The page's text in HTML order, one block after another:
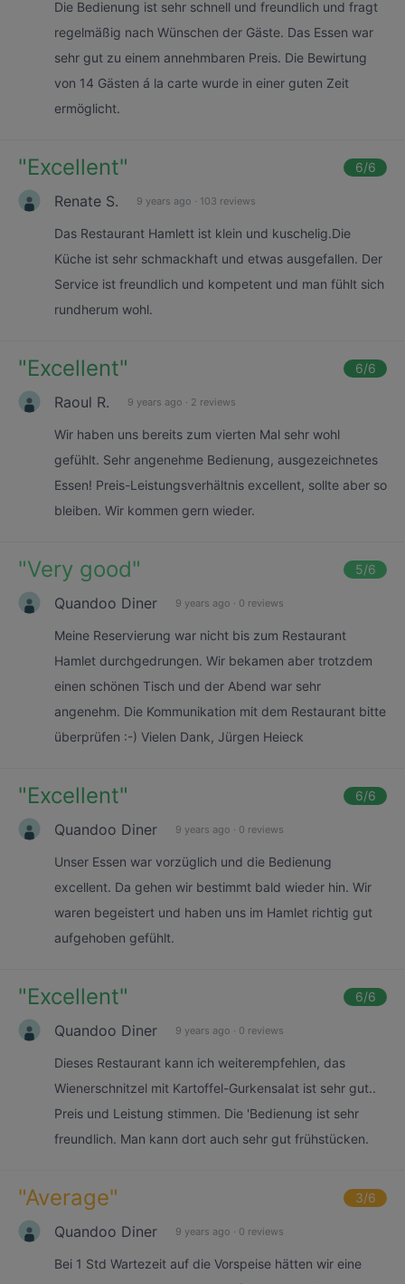
Die Bedienung ist sehr schnell und freundlich und fragt
regelmäßig nach Wünschen der Gäste. Das Essen war
sehr gut zu einem annehmbaren Preis. Die Bewirtung
von 14 Gästen á la carte wurde in einer guten Zeit
ermöglicht.
"Excellent" 6/6
Renate S. 9 years ago · 103 reviews
Das Restaurant Hamlett ist klein und kuschelig.Die
Küche ist sehr schmackhaft und etwas ausgefallen. Der
Service ist freundlich und kompetent und man fühlt sich
rundherum wohl.
"Excellent" 6/6
Raoul R. 9 years ago · 2 reviews
Wir haben uns bereits zum vierten Mal sehr wohl
gefühlt. Sehr angenehme Bedienung, ausgezeichnetes
Essen! Preis-Leistungsverhältnis excellent, sollte aber so
bleiben. Wir kommen gern wieder.
"Very good" 5/6
Quandoo Diner 9 years ago · 0 reviews
Meine Reservierung war nicht bis zum Restaurant
Hamlet durchgedrungen. Wir bekamen aber trotzdem
einen schönen Tisch und der Abend war sehr
angenehm. Die Kommunikation mit dem Restaurant bitte
überprüfen :-) Vielen Dank, Jürgen Heieck
"Excellent" 6/6
Quandoo Diner 9 years ago · 0 reviews
Unser Essen war vorzüglich und die Bedienung
excellent. Da gehen wir bestimmt bald wieder hin. Wir
waren begeistert und haben uns im Hamlet richtig gut
aufgehoben gefühlt.
"Excellent" 6/6
Quandoo Diner 9 years ago · 0 reviews
Dieses Restaurant kann ich weiterempfehlen, das
Wienerschnitzel mit Kartoffel-Gurkensalat ist sehr gut..
Preis und Leistung stimmen. Die 'Bedienung ist sehr
freundlich. Man kann dort auch sehr gut frühstücken.
"Average" 3/6
Quandoo Diner 9 years ago · 0 reviews
Bei 1 Std Wartezeit auf die Vorspeise hätten wir eine